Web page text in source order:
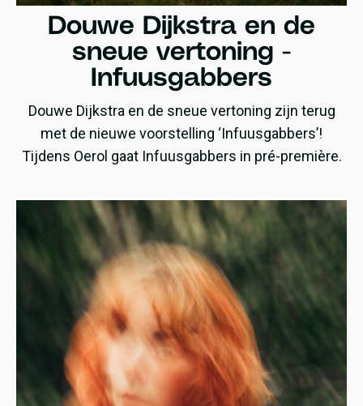
Douwe Dijkstra en de
sneue vertoning -
Infuusgabbers
Douwe Dijkstra en de sneue vertoning zijn terug
met de nieuwe voorstelling ‘Infuusgabbers’!
Tijdens Oerol gaat Infuusgabbers in pré-première.